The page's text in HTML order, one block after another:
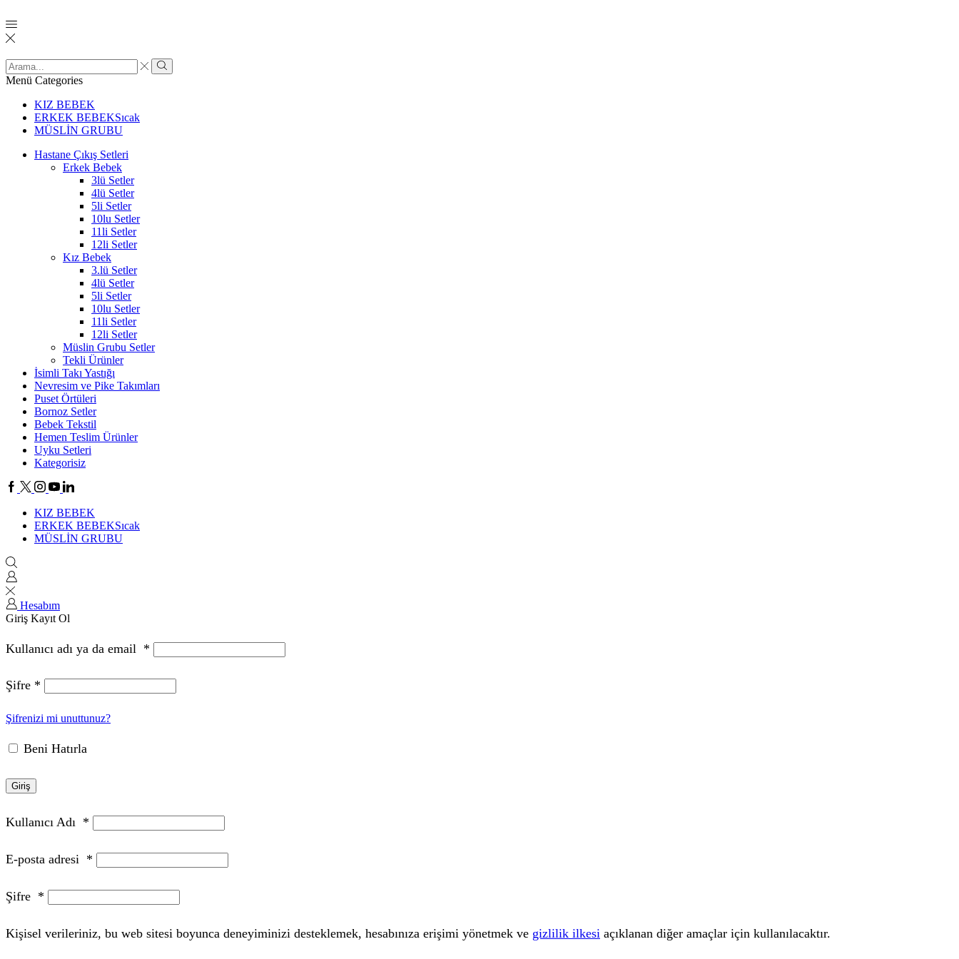
Menü Categories
KIZ BEBEK
ERKEK BEBEKSıcak
MÜSLİN GRUBU
Hastane Çıkış Setleri
Erkek Bebek
3lü Setler
4lü Setler
5li Setler
10lu Setler
11li Setler
12li Setler
Kız Bebek
3.lü Setler
4lü Setler
5li Setler
10lu Setler
11li Setler
12li Setler
Müslin Grubu Setler
Tekli Ürünler
İsimli Takı Yastığı
Nevresim ve Pike Takımları
Puset Örtüleri
Bornoz Setler
Bebek Tekstil
Hemen Teslim Ürünler
Uyku Setleri
Kategorisiz
KIZ BEBEK
ERKEK BEBEKSıcak
MÜSLİN GRUBU
Hesabım
Giriş Kayıt Ol
Kullanıcı adı ya da email *
Şifre *
Şifrenizi mi unuttunuz?
Beni Hatırla
Giriş
Kullanıcı Adı *
E-posta adresi *
Şifre *
Kişisel verileriniz, bu web sitesi boyunca deneyiminizi desteklemek, hesabınıza erişimi yönetmek ve gizlilik ilkesi açıklanan diğer amaçlar için kullanılacaktır.